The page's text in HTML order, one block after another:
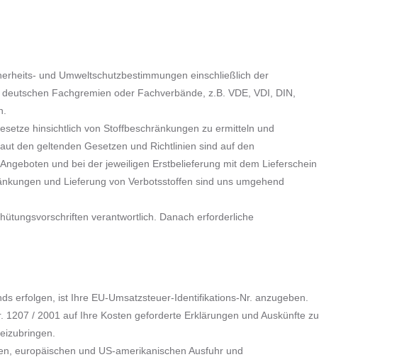
und Umweltschutzbestimmungen einschließlich der
Fachgremien oder Fachverbände, z.B. VDE, VDI, DIN,
hinsichtlich von Stoffbeschränkungen zu ermitteln und
den geltenden Gesetzen und Richtlinien sind auf den
und bei der jeweiligen Erstbelieferung mit dem Lieferschein
und Lieferung von Verbotsstoffen sind uns umgehend
verantwortlich. Danach erforderliche
erfolgen, ist Ihre EU-Umsatzsteuer-Identifikations-Nr. anzugeben.
/ 2001 auf Ihre Kosten geforderte Erklärungen und Auskünfte zu
europäischen und US-amerikanischen Ausfuhr und